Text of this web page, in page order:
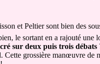
et Peltier sont bien des
le sortant en a rajouté une
sur deux puis trois débats
grossière manœuvre de